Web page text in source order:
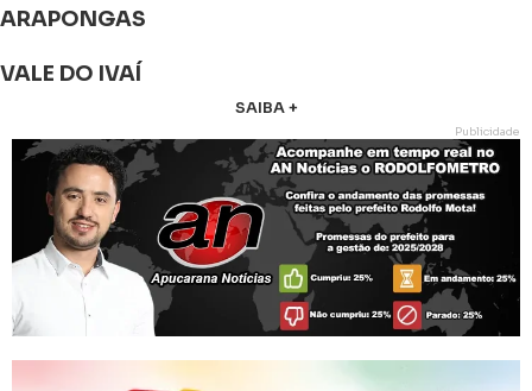
ARAPONGAS
VALE DO IVAÍ
SAIBA +
Publicidade